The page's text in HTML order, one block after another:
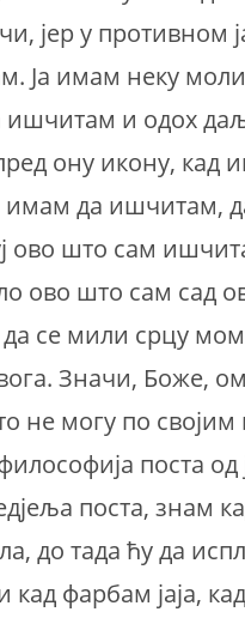
јер у противном
Ја имам неку
ишчитам и одох
ону икону, кад
да ишчитам,
ово што сам
ово што сам сад
се мили срцу
Значи, Боже,
не могу по
поста од
поста, знам
до тада ћу да
кад фарбам јаја,